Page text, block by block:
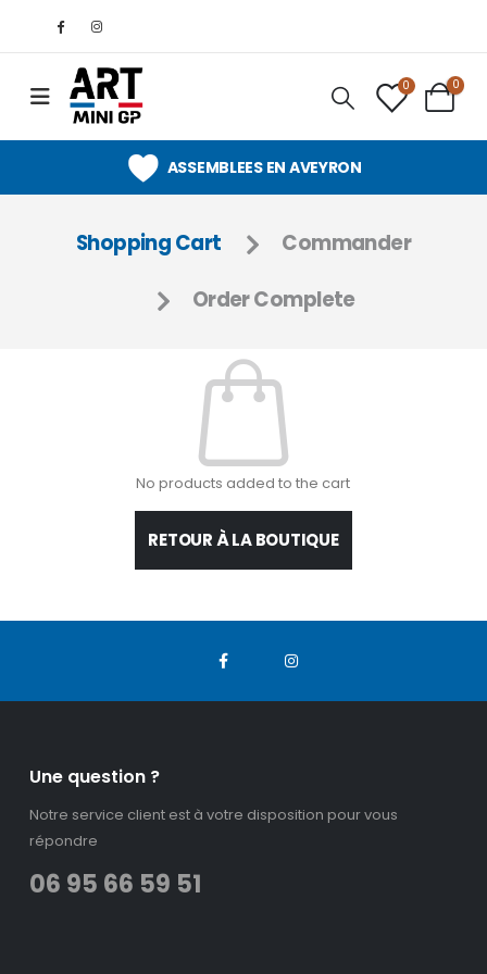
0 0
ASSEMBLEES EN AVEYRON
Shopping Cart Commander
Order Complete
No products added to the cart
RETOUR À LA BOUTIQUE
Une question ?
Notre service client est à votre disposition pour vous
répondre
06 95 66 59 51